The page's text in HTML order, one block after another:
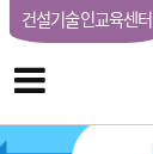
건설기술인교육센터